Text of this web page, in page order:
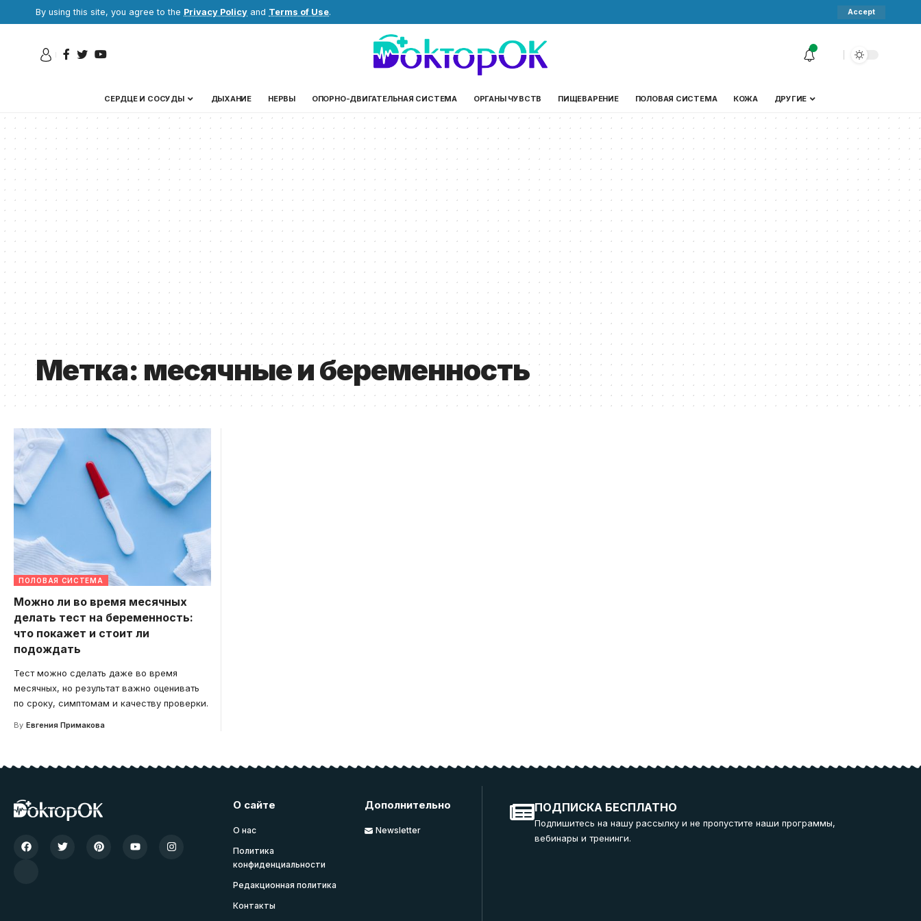
By using this site, you agree to the Privacy Policy and Terms of Use. Accept
СЕРДЦЕ И СОСУДЫ ДЫХАНИЕ НЕРВЫ ОПОРНО-ДВИГАТЕЛЬНАЯ СИСТЕМА ОРГАНЫ ЧУВСТВ ПИЩЕВАРЕНИЕ ПОЛОВАЯ СИСТЕМА КОЖА ДРУГИЕ
Метка:месячные и беременность
ПОЛОВАЯ СИСТЕМА
Можно ли во время месячных
делать тест на беременность:
что покажет и стоит ли
подождать
Тест можно сделать даже во время
месячных, но результат важно оценивать
по сроку, симптомам и качеству проверки.
By Евгения Примакова
О сайте
О нас
Политика
конфиденциальности
Редакционная политика
Контакты
Дополнительно
Newsletter
ПОДПИСКА БЕСПЛАТНО
Подпишитесь на нашу рассылку и не пропустите наши программы,
вебинары и тренинги.